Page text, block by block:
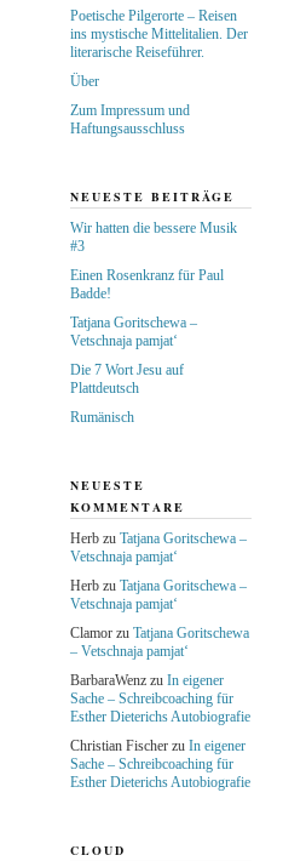
Poetische Pilgerorte – Reisen
ins mystische Mittelitalien. Der
literarische Reiseführer.
Über
Zum Impressum und
Haftungsausschluss
NEUESTE BEITRÄGE
Wir hatten die bessere Musik
#3
Einen Rosenkranz für Paul
Badde!
Tatjana Goritschewa –
Vetschnaja pamjat‘
Die 7 Wort Jesu auf
Plattdeutsch
Rumänisch
NEUESTE
KOMMENTARE
Herbzu Tatjana Goritschewa –
Vetschnaja pamjat‘
Herbzu Tatjana Goritschewa –
Vetschnaja pamjat‘
Clamorzu Tatjana Goritschewa
– Vetschnaja pamjat‘
BarbaraWenzzu In eigener
Sache – Schreibcoaching für
Esther Dieterichs Autobiografie
Christian Fischerzu In eigener
Sache – Schreibcoaching für
Esther Dieterichs Autobiografie
CLOUD